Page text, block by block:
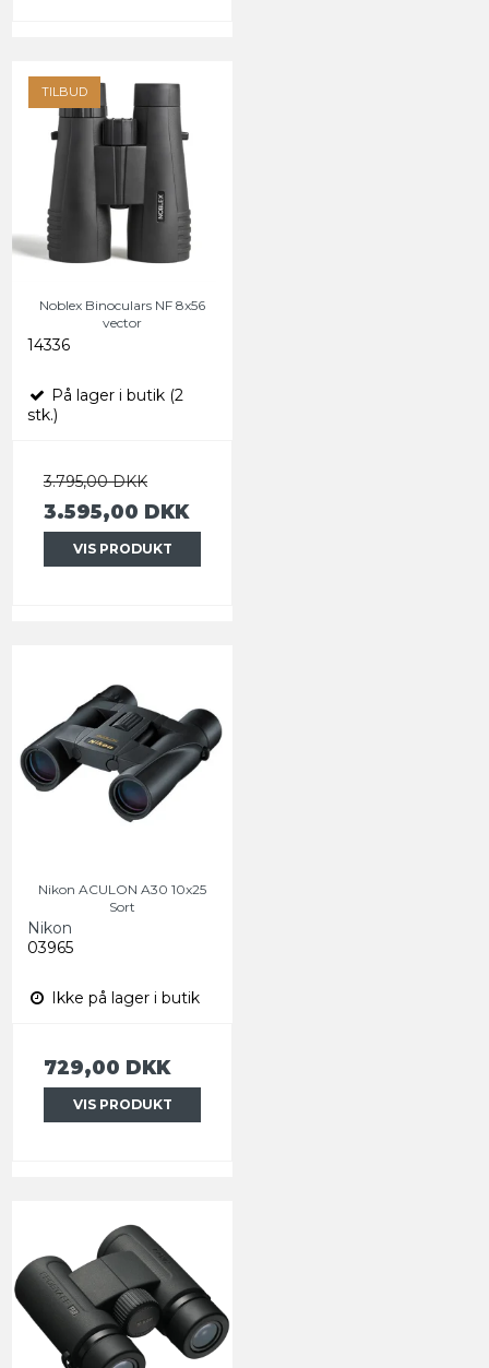
TILBUD
Noblex Binoculars NF 8x56
vector
14336
På lager i butik (2
stk.)
3.795,00 DKK
3.595,00 DKK
VIS PRODUKT
Nikon ACULON A30 10x25
Sort
Nikon
03965
Ikke på lager i butik
729,00 DKK
VIS PRODUKT